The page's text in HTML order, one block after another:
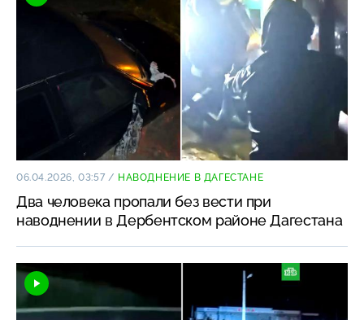
06.04.2026, 03:57/ НАВОДНЕНИЕ В ДАГЕСТАНЕ
Два человека пропали без вести при
наводнении в Дербентском районе Дагестана